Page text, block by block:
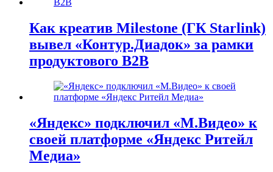
Как креатив Milestone (ГК Starlink)
вывел «Контур.Диадок» за рамки
продуктового B2B
«Яндекс» подключил «М.Видео» к
своей платформе «Яндекс Ритейл
Медиа»